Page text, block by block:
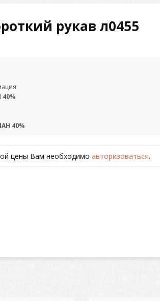
рукав л0455
40%
цены Вам необходимо авторизоваться.